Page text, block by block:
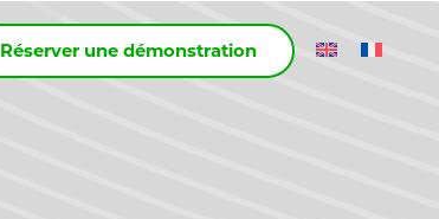
Réserver une démonstration